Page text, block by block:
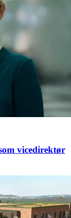
vicedirektør